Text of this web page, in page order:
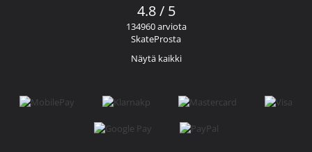
4.8 / 5
134960 arviota
SkateProsta
Näytä kaikki